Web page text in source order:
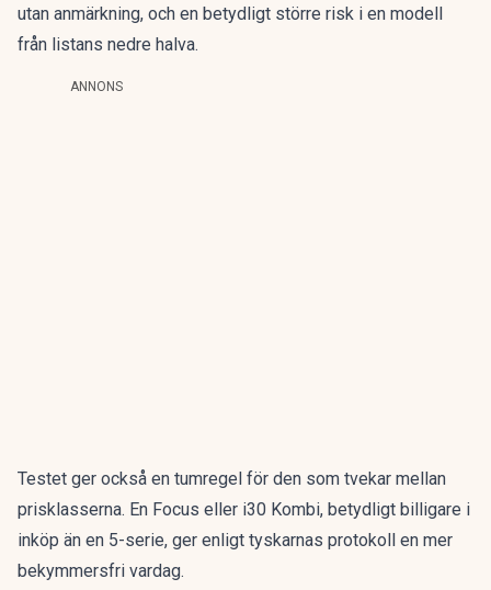
utan anmärkning, och en betydligt större risk i en modell
från listans nedre halva.
ANNONS
Testet ger också en tumregel för den som tvekar mellan
prisklasserna. En Focus eller i30 Kombi, betydligt billigare i
inköp än en 5-serie, ger enligt tyskarnas protokoll en mer
bekymmersfri vardag.